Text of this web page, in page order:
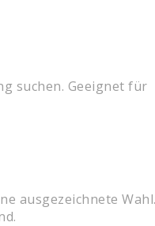
suchen. Geeignet für
ausgezeichnete